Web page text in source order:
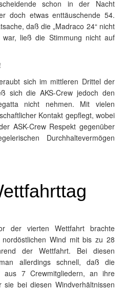
schon in der Nacht
doch etwas enttäuschende 54.
daß die „Madraco 24“ nicht
ließ die Stimmung nicht auf
sich im mittleren Drittel der
sich die AKS-Crew jedoch den
nicht nehmen. Mit vielen
Kontakt gepflegt, wobei
ASK-Crew Respekt gegenüber
Durchhaltevermögen
der vierten Wettfahrt brachte
Wind mit bis zu 28
der Wettfahrt. Bei diesen
allerdings schnell, daß die
aus 7 Crewmitgliedern, an ihre
bei diesen Windverhältnissen